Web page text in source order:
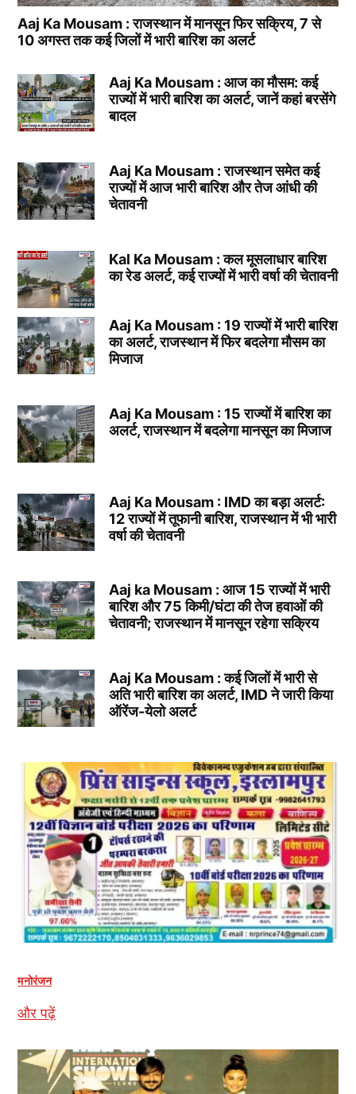
Aaj Ka Mousam : राजस्थान में मानसून फिर सक्रिय, 7 से
10 अगस्त तक कई जिलों में भारी बारिश का अलर्ट
Aaj Ka Mousam : आज का मौसम: कई
राज्यों में भारी बारिश का अलर्ट, जानें कहां बरसेंगे
बादल
Aaj Ka Mousam : राजस्थान समेत कई
राज्यों में आज भारी बारिश और तेज आंधी की
चेतावनी
Kal Ka Mousam : कल मूसलाधार बारिश
का रेड अलर्ट, कई राज्यों में भारी वर्षा की चेतावनी
Aaj Ka Mousam : 19 राज्यों में भारी बारिश
का अलर्ट, राजस्थान में फिर बदलेगा मौसम का
मिजाज
Aaj Ka Mousam : 15 राज्यों में बारिश का
अलर्ट, राजस्थान में बदलेगा मानसून का मिजाज
Aaj Ka Mousam : IMD का बड़ा अलर्ट:
12 राज्यों में तूफानी बारिश, राजस्थान में भी भारी
वर्षा की चेतावनी
Aaj ka Mousam : आज 15 राज्यों में भारी
बारिश और 75 किमी/घंटा की तेज हवाओं की
चेतावनी; राजस्थान में मानसून रहेगा सक्रिय
Aaj Ka Mousam : कई जिलों में भारी से
अति भारी बारिश का अलर्ट, IMD ने जारी किया
ऑरेंज-येलो अलर्ट
मनोरंजन
और पढ़ें